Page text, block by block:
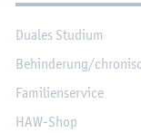
Dua­les Stu­di­um
Be­hin­de­rung/
Fa­mi­li­en­ser­vice
HAW-Shop